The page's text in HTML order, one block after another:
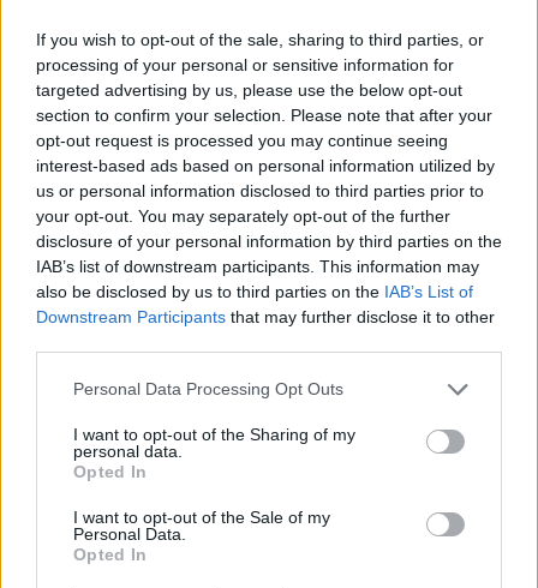
If you wish to opt-out of the sale, sharing to third parties, or
processing of your personal or sensitive information for
targeted advertising by us, please use the below opt-out
section to confirm your selection. Please note that after your
opt-out request is processed you may continue seeing
interest-based ads based on personal information utilized by
us or personal information disclosed to third parties prior to
your opt-out. You may separately opt-out of the further
disclosure of your personal information by third parties on the
IAB’s list of downstream participants. This information may
also be disclosed by us to third parties on the IAB’s List of
Downstream Participants that may further disclose it to other
Personal Data Processing Opt Outs
I want to opt-out of the Sharing of my
personal data.
Opted In
I want to opt-out of the Sale of my
Personal Data.
Opted In
Το κρυφό κόστος στην υγεία από τη δίαιτα
Κέτο
TAGS Σνακ στη μέση ηλικία τοπ επιλογές